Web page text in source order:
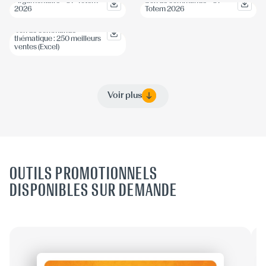
2026
Totem 2026
Bon de commande
thématique : 250 meilleurs
ventes (Excel)
Voir plus
OUTILS PROMOTIONNELS
DISPONIBLES SUR DEMANDE